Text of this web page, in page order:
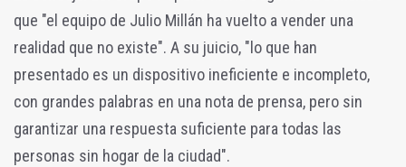
que "el equipo de Julio Millán ha vuelto a vender una
realidad que no existe". A su juicio, "lo que han
presentado es un dispositivo ineficiente e incompleto,
con grandes palabras en una nota de prensa, pero sin
garantizar una respuesta suficiente para todas las
personas sin hogar de la ciudad".